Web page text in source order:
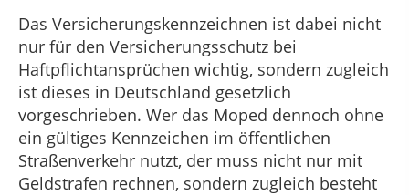
Das Versicherungskennzeichnen ist dabei nicht
nur für den Versicherungsschutz bei
Haftpflichtansprüchen wichtig, sondern zugleich
ist dieses in Deutschland gesetzlich
vorgeschrieben. Wer das Moped dennoch ohne
ein gültiges Kennzeichen im öffentlichen
Straßenverkehr nutzt, der muss nicht nur mit
Geldstrafen rechnen, sondern zugleich besteht